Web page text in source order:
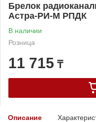
Брелок
Астра-РИ-М РПДК
В наличии
Розница
11 715 ₸
Описание